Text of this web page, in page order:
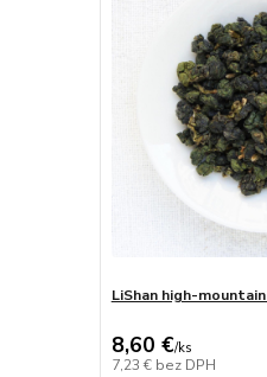
LiShan high-
8,60 €/ks
7,23 € bez DPH